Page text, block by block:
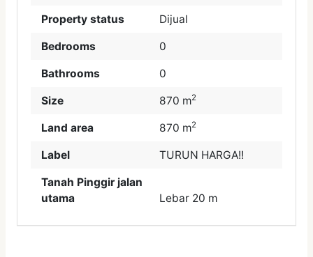
Property status Dijual
Bedrooms 0
Bathrooms 0
Size 870 m2
Land area 870 m2
Label TURUN HARGA!!
Tanah Pinggir jalan
utama
Lebar 20 m